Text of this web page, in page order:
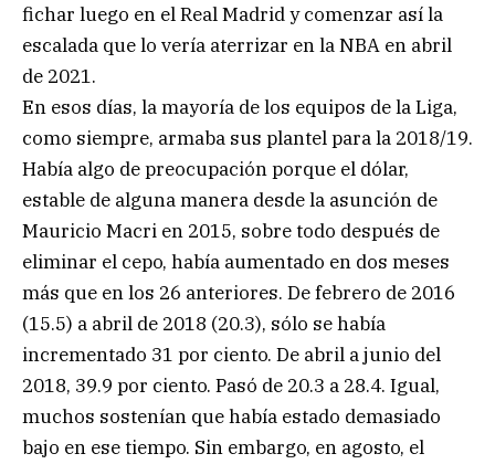
fichar luego en el Real Madrid y comenzar así la
escalada que lo vería aterrizar en la NBA en abril
de 2021.
En esos días, la mayoría de los equipos de la Liga,
como siempre, armaba sus plantel para la 2018/19.
Había algo de preocupación porque el dólar,
estable de alguna manera desde la asunción de
Mauricio Macri en 2015, sobre todo después de
eliminar el cepo, había aumentado en dos meses
más que en los 26 anteriores. De febrero de 2016
(15.5) a abril de 2018 (20.3), sólo se había
incrementado 31 por ciento. De abril a junio del
2018, 39.9 por ciento. Pasó de 20.3 a 28.4. Igual,
muchos sostenían que había estado demasiado
bajo en ese tiempo. Sin embargo, en agosto, el